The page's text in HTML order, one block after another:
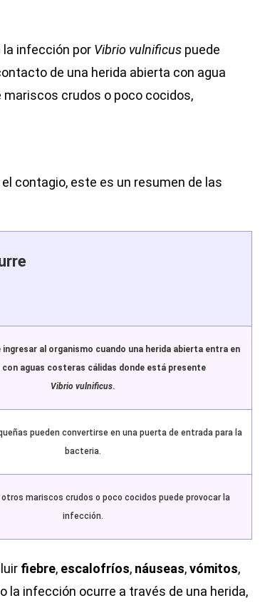
la infección por Vibrio vulnificus puede
de una herida abierta con agua
crudos o poco cocidos,
contagio, este es un resumen de las
ingresar al organismo cuando una herida abierta entra en
aguas costeras cálidas donde está presente
Vibrio vulnificus.
pueden convertirse en una puerta de entrada para la
bacteria.
mariscos crudos o poco cocidos puede provocar la
infección.
fiebre, escalofríos, náuseas,vómitos,
la infección ocurre a través de una herida,